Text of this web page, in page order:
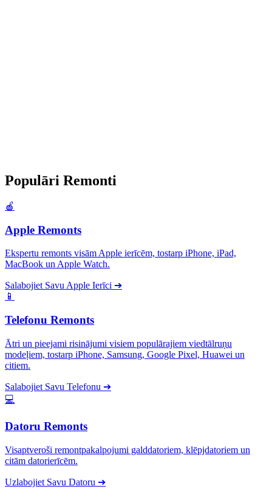
Populāri Remonti
🍎
Apple Remonts
Ekspertu remonts visām Apple ierīcēm, tostarp iPhone, iPad,
MacBook un Apple Watch.
Salabojiet Savu Apple Ierīci ➔
📱
Telefonu Remonts
Ātri un pieejami risinājumi visiem populārajiem viedtālruņu
modeļiem, tostarp iPhone, Samsung, Google Pixel, Huawei un
citiem.
Salabojiet Savu Telefonu ➔
💻
Datoru Remonts
Visaptveroši remontpakalpojumi galddatoriem, klēpjdatoriem un
citām datorierīcēm.
Uzlabojiet Savu Datoru ➔